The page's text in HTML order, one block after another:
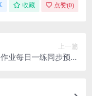
收藏 点赞(0)
上一篇
业每日一练同步预习